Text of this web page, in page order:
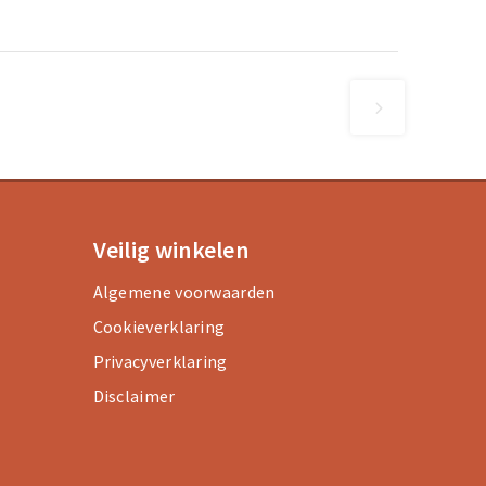
Veilig winkelen
Algemene voorwaarden
Cookieverklaring
Privacyverklaring
Disclaimer